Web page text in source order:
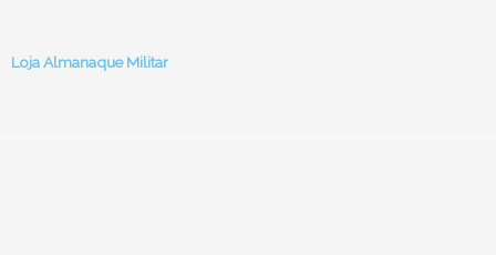
Loja Almanaque Militar